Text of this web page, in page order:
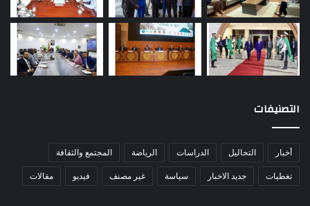
التصنيفات
أخبار التحاليل الدراسات الرياضة المجتمع والثقافة
تغطيات جديد الاخبار سياسة غير مصنف فيديو مقالات